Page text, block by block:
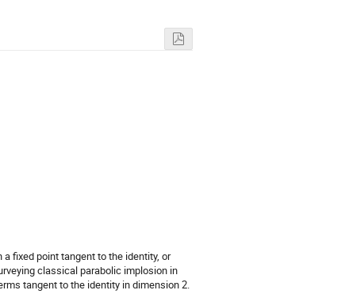
fixed point tangent to the identity, or
classical parabolic implosion in
tangent to the identity in dimension 2.